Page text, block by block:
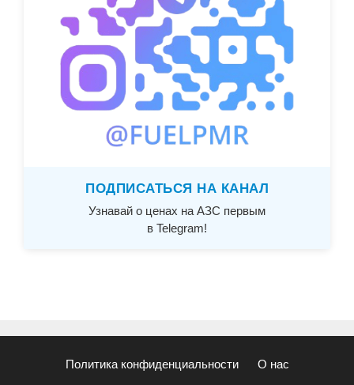
ПОДПИСАТЬСЯ НА КАНАЛ
Узнавай о ценах на АЗС первым
в Telegram!
Политика конфиденциальности О нас